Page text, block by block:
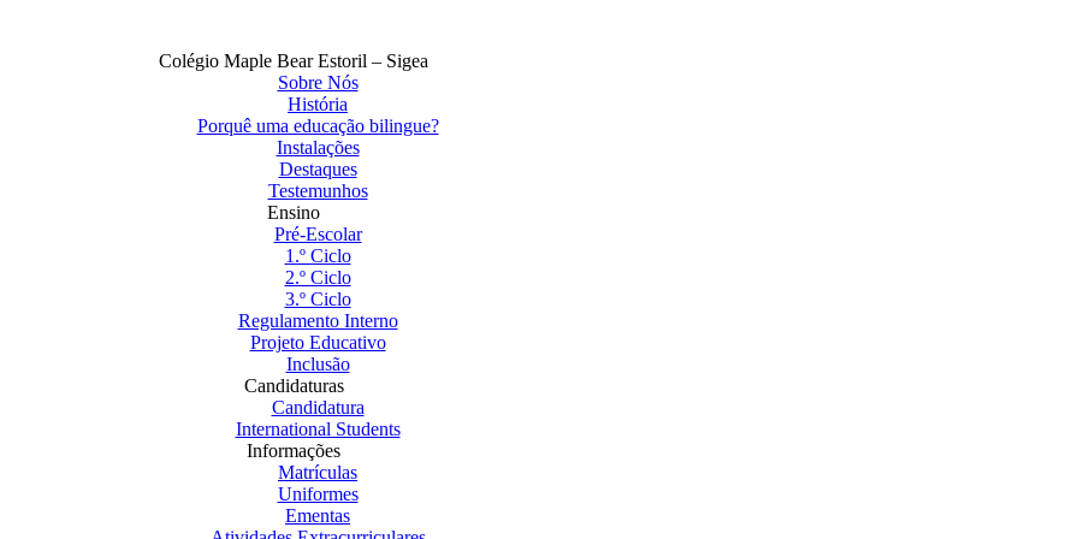
Colégio Maple Bear Estoril – Sigea
Sobre Nós
História
Porquê uma educação bilingue?
Instalações
Destaques
Testemunhos
Ensino
Pré-Escolar
1.º Ciclo
2.º Ciclo
3.º Ciclo
Regulamento Interno
Projeto Educativo
Inclusão
Candidaturas
Candidatura
International Students
Informações
Matrículas
Uniformes
Ementas